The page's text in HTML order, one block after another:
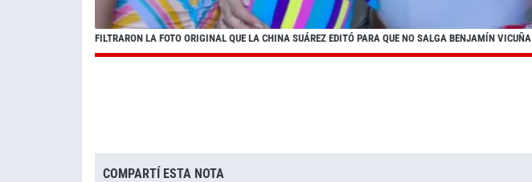
FILTRARON LA FOTO ORIGINAL QUE LA CHINA SUÁREZ EDITÓ PARA QUE NO SALGA BENJAMÍN VICUÑA
COMPARTÍ ESTA NOTA